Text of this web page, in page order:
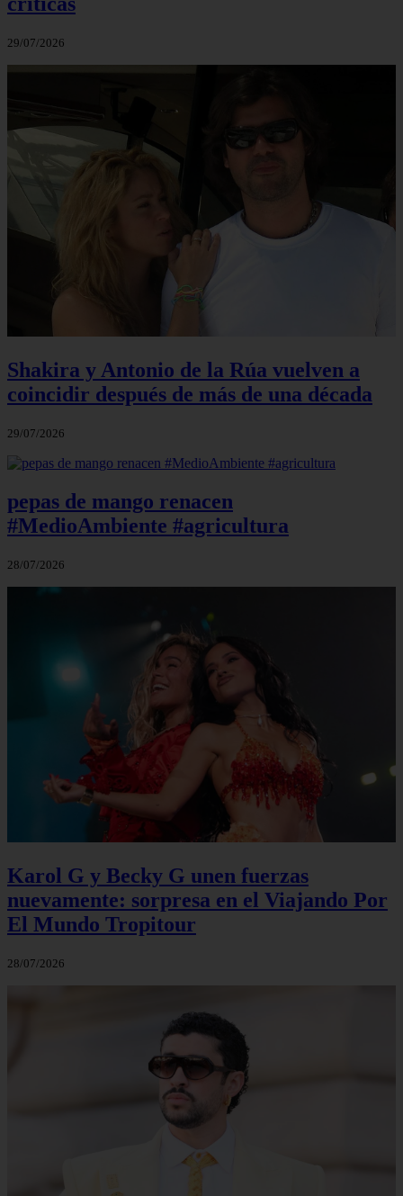
29/07/2026
Shakira y Antonio de la Rúa vuelven a
coincidir después de más de una década
29/07/2026
pepas de mango renacen
#MedioAmbiente #agricultura
28/07/2026
Karol G y Becky G unen fuerzas
nuevamente: sorpresa en el Viajando Por
El Mundo Tropitour
28/07/2026